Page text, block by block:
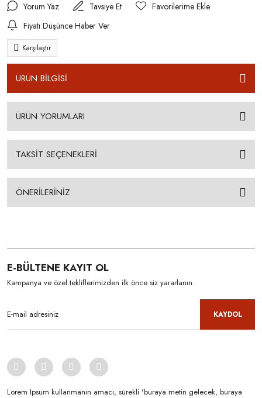
Yorum Yaz
Tavsiye Et
Fiyatı Düşünce Haber Ver
Karşılaştır
ÜRÜN BİLGİSİ
ÜRÜN YORUMLARI
TAKSİT SEÇENEKLERİ
ÖNERİLERİNİZ
E-BÜLTENE KAYIT OL
Kampanya ve özel tekliflerimizden ilk önce siz yararlanın.
KAYDOL
Lorem Ipsum kullanmanın amacı, sürekli 'buraya metin gelecek, buraya